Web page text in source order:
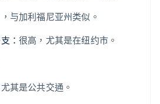
与加利福尼亚州类似。
： 很高，尤其是在纽约市。
其是公共交通。